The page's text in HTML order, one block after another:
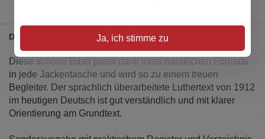
Details
Diese schöne Bibel passt dank ihres handlichen Formats
in jede Jackentasche und wird so zu einem treuen
Begleiter. Der sprachlich überarbeitete Luthertext von 1912
im heutigen Deutsch ist gut verständlich und mit klarer
Orientierung am Grundtext.
Ja, ich stimme zu